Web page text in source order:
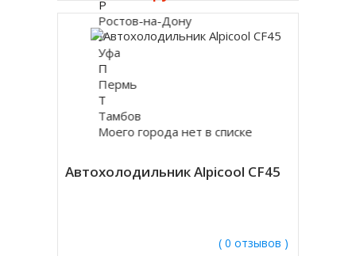
Автохолодильник Alpicool CF45
( 0 отзывов )
Р
Ростов-на-Дону
У
Уфа
П
Пермь
Т
Тамбов
Моего города нет в списке